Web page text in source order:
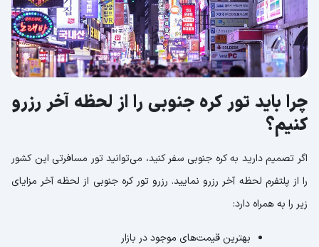
چرا باید تور کره جنوبی را از لحظه آخر رزرو
کنیم؟
اگر تصمیم دارید به کره جنوبی سفر کنید، می‌توانید تور مسافرتی این کشور
را از پلتفرم لحظه آخر رزرو نمایید. رزرو تور کره جنوبی از لحظه آخر مزایای
زیر را به همراه دارد:
بهترین قیمت‌های موجود در بازار